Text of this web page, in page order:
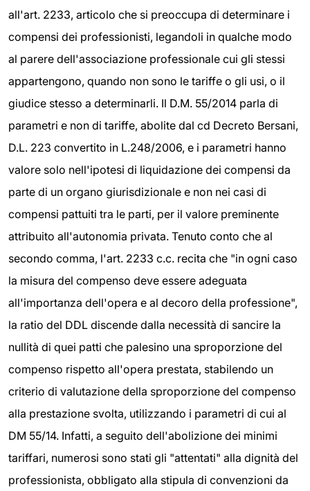
all'art. 2233, articolo che si preoccupa di determinare i
compensi dei professionisti, legandoli in qualche modo
al parere dell'associazione professionale cui gli stessi
appartengono, quando non sono le tariffe o gli usi, o il
giudice stesso a determinarli. Il D.M. 55/2014 parla di
parametri e non di tariffe, abolite dal cd Decreto Bersani,
D.L. 223 convertito in L.248/2006, e i parametri hanno
valore solo nell'ipotesi di liquidazione dei compensi da
parte di un organo giurisdizionale e non nei casi di
compensi pattuiti tra le parti, per il valore preminente
attribuito all'autonomia privata. Tenuto conto che al
secondo comma, l'art. 2233 c.c. recita che "in ogni caso
la misura del compenso deve essere adeguata
all'importanza dell'opera e al decoro della professione",
la ratio del DDL discende dalla necessità di sancire la
nullità di quei patti che palesino una sproporzione del
compenso rispetto all'opera prestata, stabilendo un
criterio di valutazione della sproporzione del compenso
alla prestazione svolta, utilizzando i parametri di cui al
DM 55/14. Infatti, a seguito dell'abolizione dei minimi
tariffari, numerosi sono stati gli "attentati" alla dignità del
professionista, obbligato alla stipula di convenzioni da